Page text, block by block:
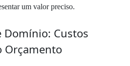
um valor preciso.
Domínio: Custos
Orçamento